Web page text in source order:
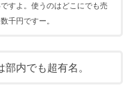
すよ。使うのはどこにでも売
千円ですー。
内でも超有名。